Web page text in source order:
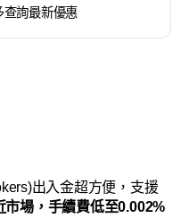
詢最新優惠
出入金超方便，支援
市場，手續費低至0.002%